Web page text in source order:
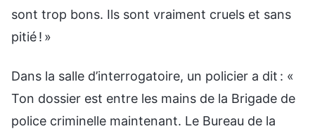
sont trop bons. Ils sont vraiment cruels et sans
pitié ! »
Dans la salle d’interrogatoire, un policier a dit : «
Ton dossier est entre les mains de la Brigade de
police criminelle maintenant. Le Bureau de la